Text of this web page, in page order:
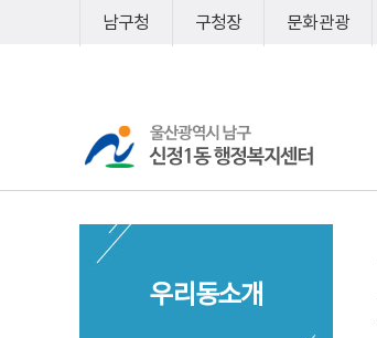
남구청 구청장 문화관광
우리동소개